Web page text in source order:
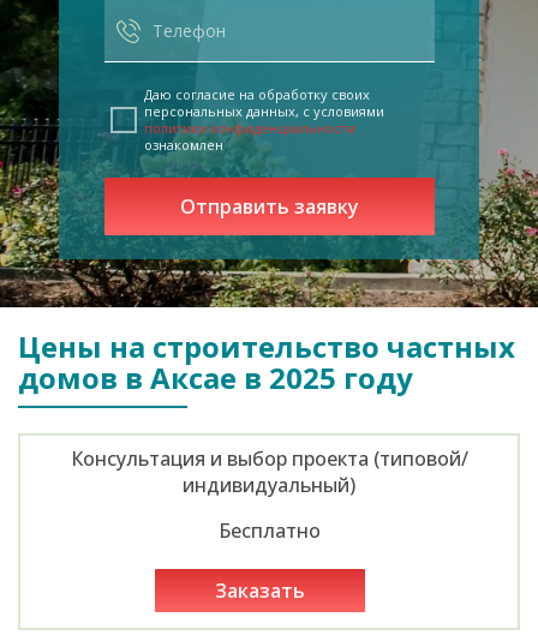
Даю согласие на обработку своих
персональных данных, с условиями
политики конфиденциальности
ознакомлен
Цены на строительство частных
домов в Аксае в 2025 году
Консультация и выбор проекта (типовой/
индивидуальный)
Бесплатно
заказать